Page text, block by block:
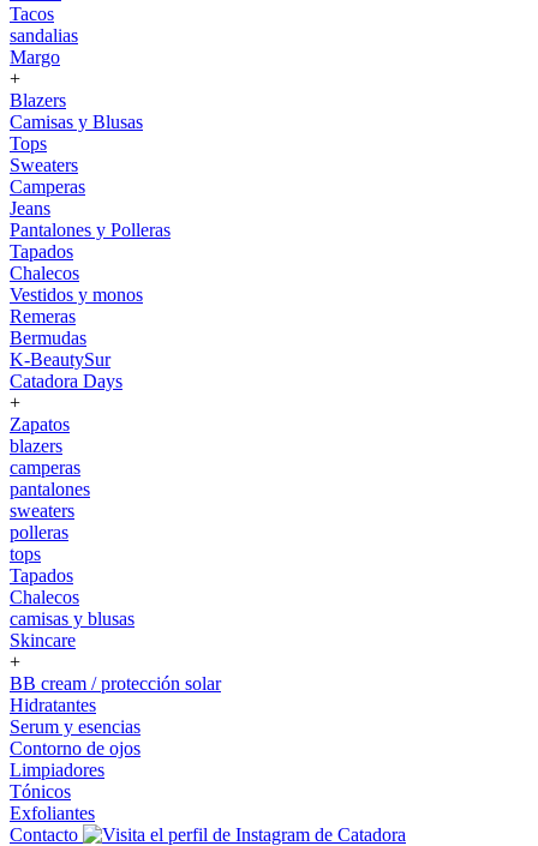
Tacos
sandalias
Margo
+
Blazers
Camisas y Blusas
Tops
Sweaters
Camperas
Jeans
Pantalones y Polleras
Tapados
Chalecos
Vestidos y monos
Remeras
Bermudas
K-BeautySur
Catadora Days
+
Zapatos
blazers
camperas
pantalones
sweaters
polleras
tops
Tapados
Chalecos
camisas y blusas
Skincare
+
BB cream / protección solar
Hidratantes
Serum y esencias
Contorno de ojos
Limpiadores
Tónicos
Exfoliantes
Contacto